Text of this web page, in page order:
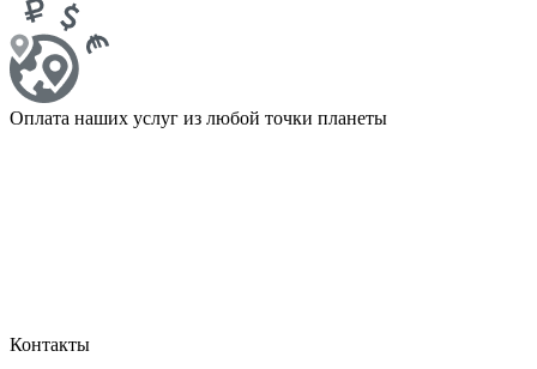
Оплата наших услуг из любой точки планеты
Контакты